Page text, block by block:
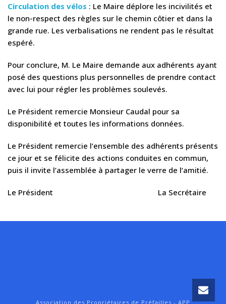
Circulation des vélos : Le Maire déplore les incivilités et
le non-respect des règles sur le chemin côtier et dans la
grande rue. Les verbalisations ne rendent pas le résultat
espéré.
Pour conclure, M. Le Maire demande aux adhérents ayant
posé des questions plus personnelles de prendre contact
avec lui pour régler les problèmes soulevés.
Le Président remercie Monsieur Caudal pour sa
disponibilité et toutes les informations données.
Le Président remercie l’ensemble des adhérents présents
ce jour et se félicite des actions conduites en commun,
puis il invite l’assemblée à partager le verre de l’amitié.
Le Président La Secrétaire
Association des Propriétaires de Préfailles - APP